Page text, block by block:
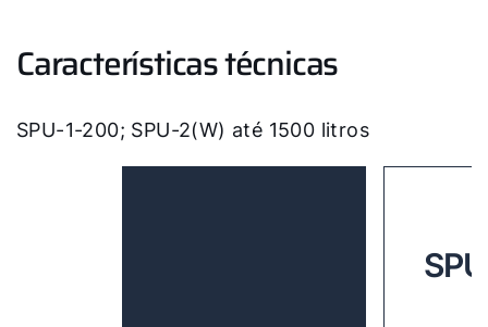
Características técnicas
SPU-1-200; SPU-2(W) até 1500 litros